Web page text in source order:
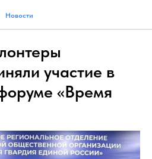
Новости
участие в
«Время